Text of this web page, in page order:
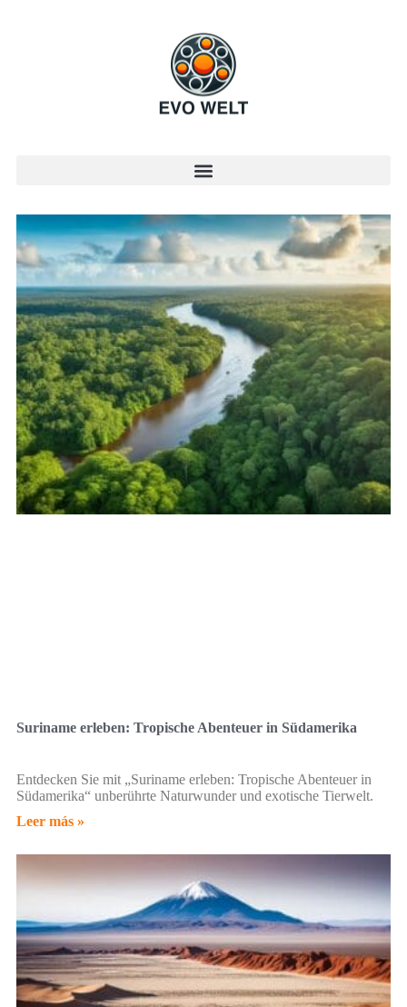
Suriname erleben: Tropische Abenteuer in Südamerika
Entdecken Sie mit „Suriname erleben: Tropische Abenteuer in
Südamerika“ unberührte Naturwunder und exotische Tierwelt.
Leer más »